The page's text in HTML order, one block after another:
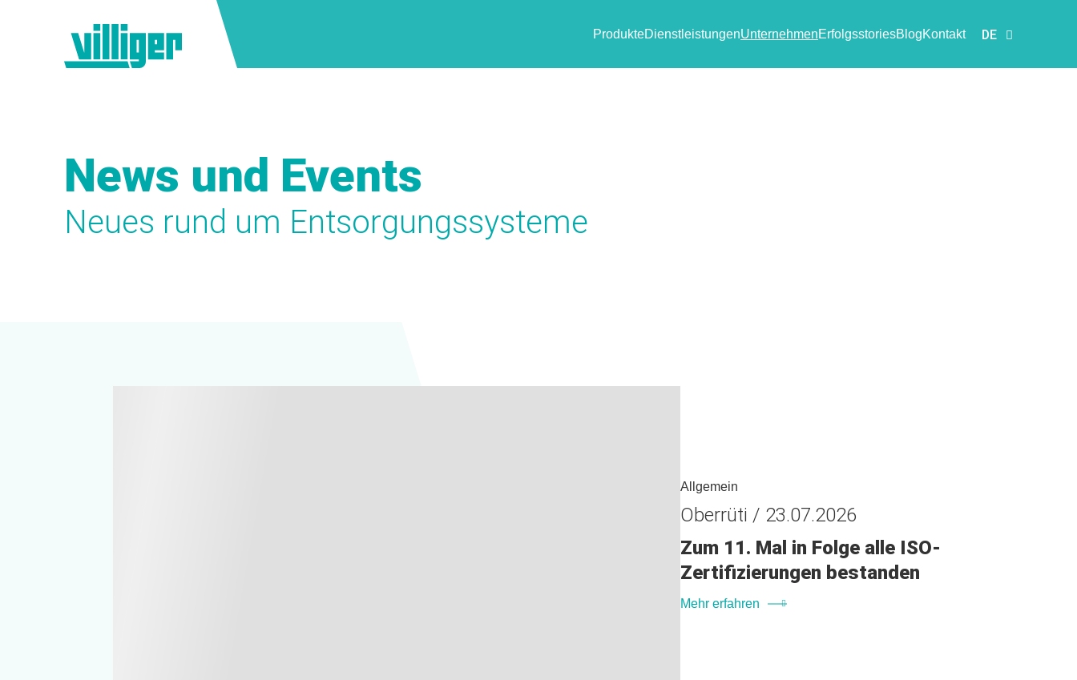
ProdukteDienstleistungenUnternehmenErfolgsstoriesBlogKontakt DE
News und Events
Neues rund um Entsorgungssysteme
Allgemein
Oberrüti / 23.07.2026
Zum 11. Mal in Folge alle ISO-
Zertifizierungen bestanden
Mehr erfahren